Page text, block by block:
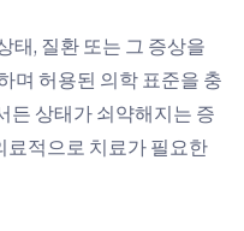
태, 질환 또는 그 증상을
며 허용된 의학 표준을 충
든 상태가 쇠약해지는 증
료적으로 치료가 필요한